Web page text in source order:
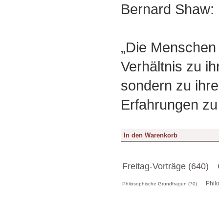
Bernard Shaw:
„Die
Verhältnis zu
sondern zu
Erfahrungen
Freitag-Vorträge (640)
Philosophische Grundfragen (70)